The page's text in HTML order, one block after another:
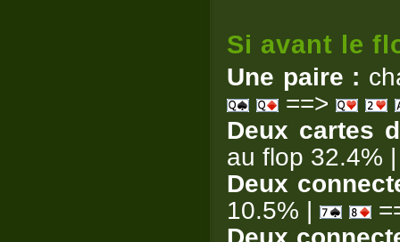
Si avant le
Une paire :
==>
Deux cartes
au flop 32.4%
Deux
10.5% |